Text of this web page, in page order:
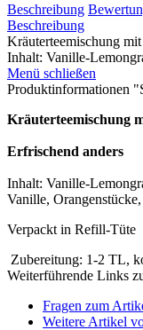
Beschreibung
Beschreibung
Kräuterteemischung
Inhalt: Vanille-
Menü schließen
Produktinformationen
Kräuterteemischung
Erfrischend anders
Inhalt: Vanille-
Vanille,
Verpackt in Refill-Tüte
Zubereitung: 1-2 TL,
Weiterführende Links
Fragen zum
Weitere Artikel